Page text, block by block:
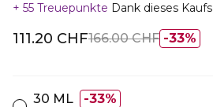
55 Treuepunkte Dank dieses Kaufs
33%
111.20 CHF166.00 CHF
30 ML 33%